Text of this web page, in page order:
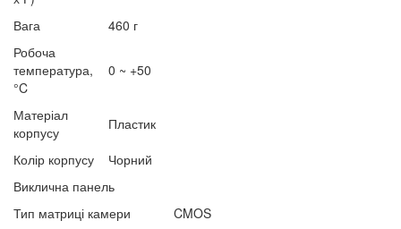
Вага
460 г
Робоча
температура,
°C
0 ~ +50
Матеріал
корпусу
Пластик
Колір корпусу
Чорний
Виклична панель
Тип матриці камери
CMOS